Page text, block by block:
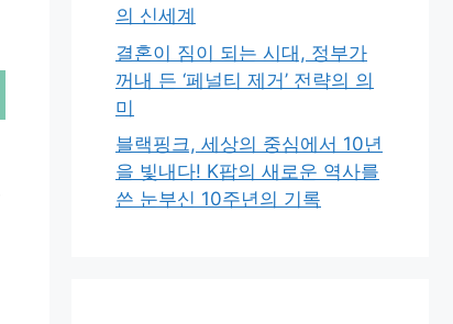
의 신세계
결혼이 짐이 되는 시대, 정부가
꺼내 든 ‘페널티 제거’ 전략의 의
미
블랙핑크, 세상의 중심에서 10년
을 빛내다! K팝의 새로운 역사를
쓴 눈부신 10주년의 기록